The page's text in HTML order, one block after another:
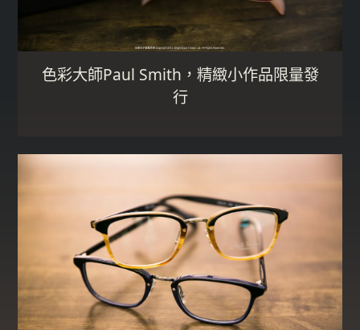
色彩大師Paul Smith，精緻小作品限量發
行